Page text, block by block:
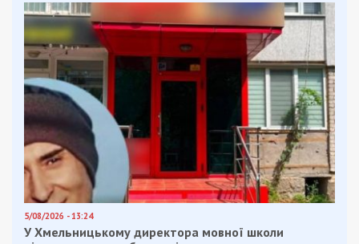
Facebook
Telegram
Twitter
WhatsApp
ViberEmail
Категории: Суспільство| Метки:война с
Россией, Днепр
Обстрел
Рекламні блоки дають нам змогу
залишатися незалежними ЗМІ, а вам -
отримувати найсвіжіші новини під ними.
Приєднуйтесь також до 49000 в Google News. Слідкуйте
за останніми новинами!